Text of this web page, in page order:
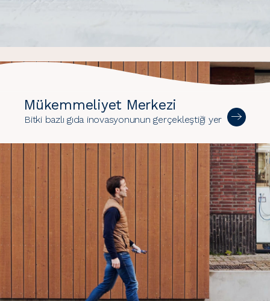
Mükemmeliyet Merkezi
Bitki bazlı gıda inovasyonunun gerçekleştiği yer